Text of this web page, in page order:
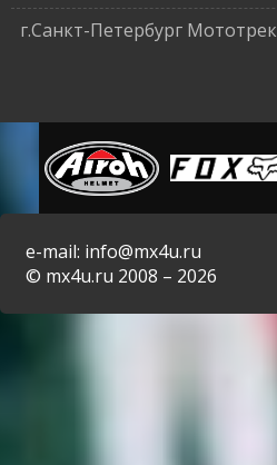
г.Санкт-Петербург Мототрек
e-mail: info@mx4u.ru
© mx4u.ru 2008 – 2026